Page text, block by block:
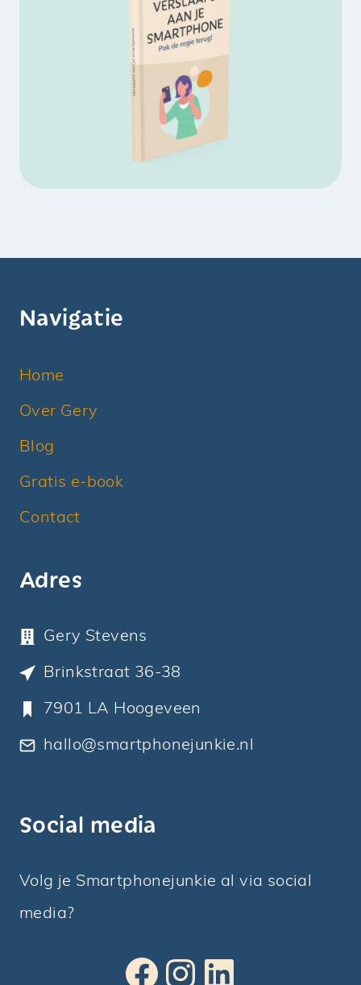
Navigatie
Home
Over Gery
Blog
Gratis e-book
Contact
Adres
Gery Stevens
Brinkstraat 36-38
7901 LA Hoogeveen
hallo@smartphonejunkie.nl
Social media
Volg je Smartphonejunkie al via social
media?
Facebook
Instagram
LinkedIn